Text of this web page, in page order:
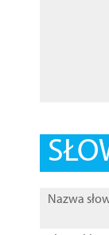
Nazwa